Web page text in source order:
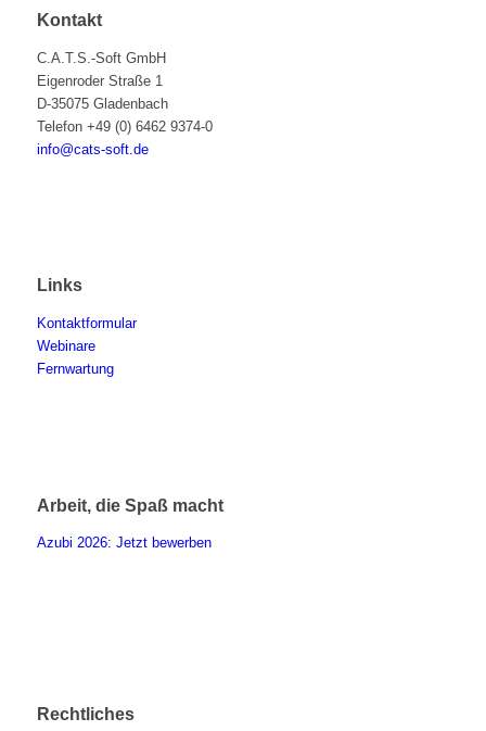
Kontakt
C.A.T.S.-Soft GmbH
Eigenroder Straße 1
D-35075 Gladenbach
Telefon +49 (0) 6462 9374-0
info@cats-soft.de
Links
Kontaktformular
Webinare
Fernwartung
Arbeit, die Spaß macht
Azubi 2026: Jetzt bewerben
Rechtliches